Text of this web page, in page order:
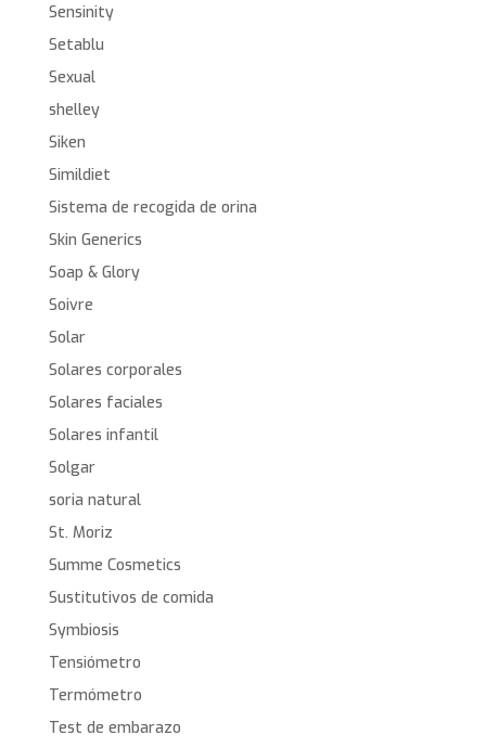
Sensinity
Setablu
Sexual
shelley
Siken
Simildiet
Sistema de recogida de orina
Skin Generics
Soap & Glory
Soivre
Solar
Solares corporales
Solares faciales
Solares infantil
Solgar
soria natural
St. Moriz
Summe Cosmetics
Sustitutivos de comida
Symbiosis
Tensiómetro
Termómetro
Test de embarazo